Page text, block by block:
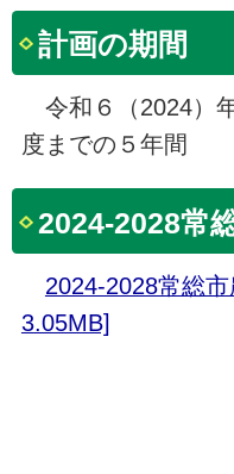
計画の期間
令和６（2024）
度までの５年間
2024-2028常
2024-2028常総
3.05MB]